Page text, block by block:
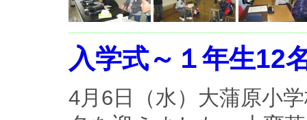
入学式～１年生12
4月6日（水）大蒲原小